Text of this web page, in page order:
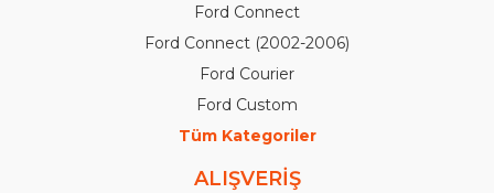
Ford Connect
Ford Connect (2002-2006)
Ford Courier
Ford Custom
Tüm Kategoriler
ALIŞVERİŞ